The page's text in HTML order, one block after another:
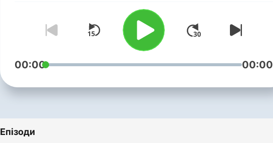
співають греки Надазовя? На
яких музичних інструментах
грають болгари Бессарабії?
Чому в українській музиці ми
мотиви?
00:00 00:00
Епізоди